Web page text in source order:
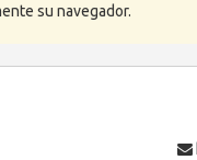
su navegador.